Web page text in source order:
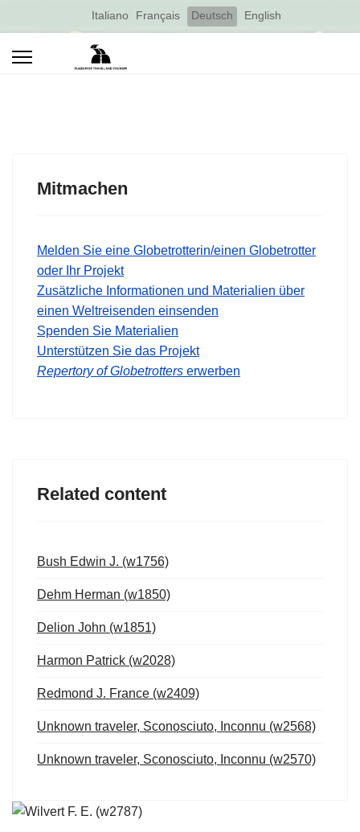
Select your language
Italiano Français Deutsch English
Mitmachen
Melden Sie eine Globetrotterin/einen Globetrotter
oder Ihr Projekt
Zusätzliche Informationen und Materialien über
einen Weltreisenden einsenden
Spenden Sie Materialien
Unterstützen Sie das Projekt
Repertory of Globetrotters erwerben
Related content
Bush Edwin J. (w1756)
Dehm Herman (w1850)
Delion John (w1851)
Harmon Patrick (w2028)
Redmond J. France (w2409)
Unknown traveler, Sconosciuto, Inconnu (w2568)
Unknown traveler, Sconosciuto, Inconnu (w2570)